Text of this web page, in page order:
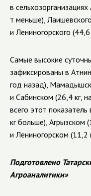
в
т меньше),
и Лениногорского
Самые высокие
зафиксированы в
год назад),
и Сабинском (26,4 кг,
всего этот
кг больше), Агрызском
и Лениногорском (11,2
Подготовлено
Агроаналитики»